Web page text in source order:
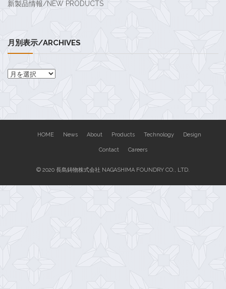
新製品情報/NEW PRODUCTS
月別表示/ARCHIVES
月
HOME News About Products Technology Design
Contact Careers
© 2020 長島鋳物株式会社 NAGASHIMA FOUNDRY CO., LTD.